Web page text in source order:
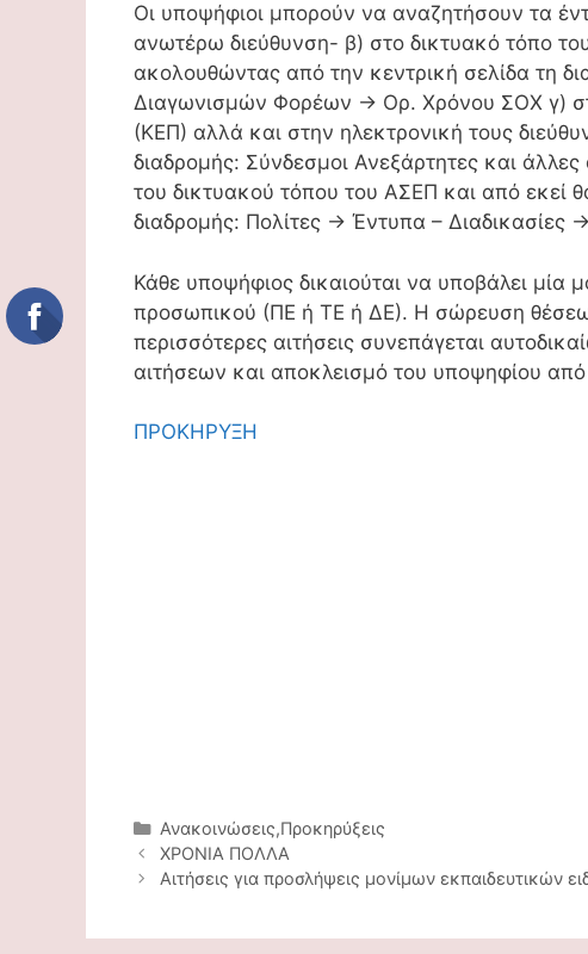
Οι υποψήφιοι μπορούν να αναζητήσουν τα
ανωτέρω διεύθυνση- β) στο δικτυακό τόπο
ακολουθώντας από την κεντρική σελίδα τη
Διαγωνισμών Φορέων -> Ορ. Χρόνου ΣΟΧ γ)
(ΚΕΠ) αλλά και στην ηλεκτρονική τους
διαδρομής: Σύνδεσμοι Ανεξάρτητες και
του δικτυακού τόπου του ΑΣΕΠ και από
διαδρομής: Πολίτες -> Έντυπα –
Κάθε υποψήφιος δικαιούται να υποβάλει μία
προσωπικού (ΠΕ ή ΤΕ ή ΔΕ). Η σώρευση
περισσότερες αιτήσεις συνεπάγεται
αιτήσεων και αποκλεισμό του υποψηφίου από
ΠΡΟΚΗΡΥΞΗ
Κατηγορίες
Ανακοινώσεις,Προκηρύξεις
Πλοήγηση
άρθρων
ΧΡΟΝΙΑ ΠΟΛΛΑ
Αιτήσεις για προσλήψεις μονίμων εκπαιδευτικών